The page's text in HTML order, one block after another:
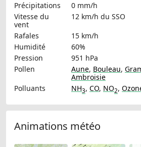
Précipitations
0 mm/h
Vitesse du
vent
12 km/h du SSO
Rafales
15 km/h
Humidité
60%
Pression
951 hPa
Pollen
Aune, Bouleau,
Ambroisie
Polluants
NH3, CO, NO2,
Animations météo